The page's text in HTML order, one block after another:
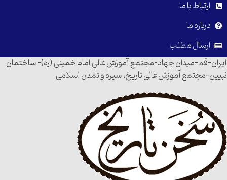
ارتباط با ما
درباره ما
ارسال مطلب
ایران-قم-میدان جهاد-مجتمع آموزش عالی امام خمینی (ره)- ساختمان
نبیین-مجتمع آموزش عالی تاریخ، سیره و تمدن اسلامی